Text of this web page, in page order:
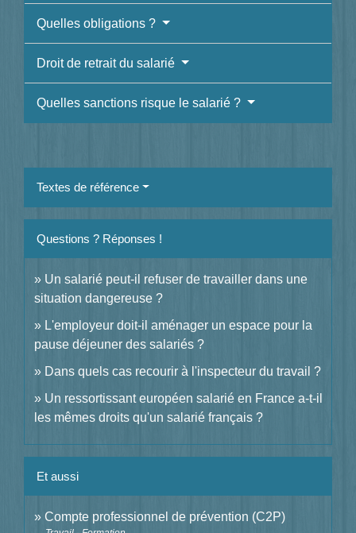
Quelles obligations ?
Droit de retrait du salarié
Quelles sanctions risque le salarié ?
Textes de référence
Questions ? Réponses !
Un salarié peut-il refuser de travailler dans une
situation dangereuse ?
L'employeur doit-il aménager un espace pour la
pause déjeuner des salariés ?
Dans quels cas recourir à l'inspecteur du travail ?
Un ressortissant européen salarié en France a-t-il
les mêmes droits qu'un salarié français ?
Et aussi
Compte professionnel de prévention (C2P)